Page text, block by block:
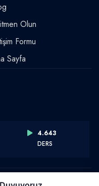
Olun
Formu
Sayfa
4.643
DERS